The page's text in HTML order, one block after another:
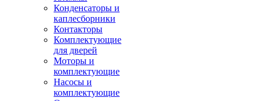
Конденсаторы и
каплесборники
Контакторы
Комплектующие
для дверей
Моторы и
комплектующие
Насосы и
комплектующие